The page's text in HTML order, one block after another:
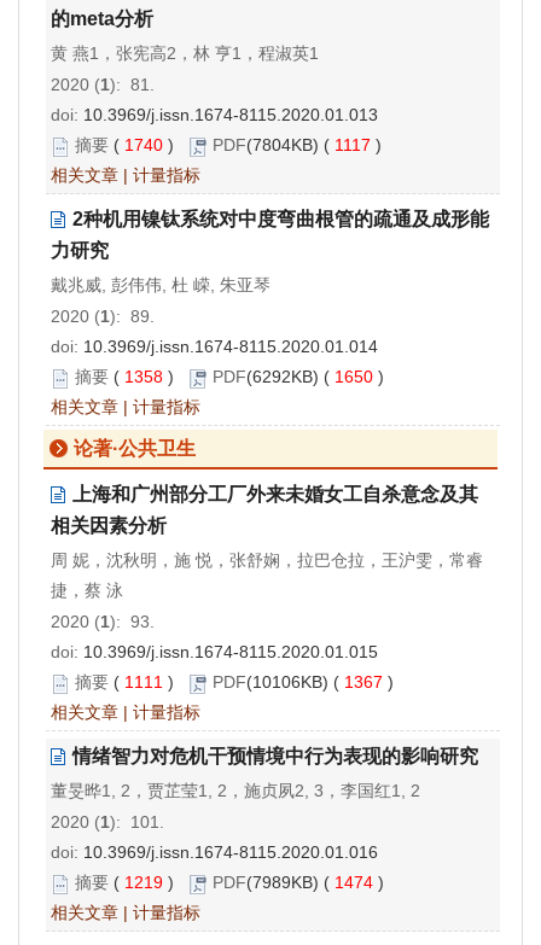
的meta分析
黄 燕1，张宪高2，林 亨1，程淑英1
2020 (1): 81.
doi: 10.3969/j.issn.1674-8115.2020.01.013
摘要 ( 1740 ) PDF(7804KB) ( 1117 )
相关文章 | 计量指标
2种机用镍钛系统对中度弯曲根管的疏通及成形能
力研究
戴兆威, 彭伟伟, 杜 嵘, 朱亚琴
2020 (1): 89.
doi: 10.3969/j.issn.1674-8115.2020.01.014
摘要 ( 1358 ) PDF(6292KB) ( 1650 )
相关文章 | 计量指标
论著·公共卫生
上海和广州部分工厂外来未婚女工自杀意念及其
相关因素分析
周 妮，沈秋明，施 悦，张舒娴，拉巴仓拉，王沪雯，常睿
捷，蔡 泳
2020 (1): 93.
doi: 10.3969/j.issn.1674-8115.2020.01.015
摘要 ( 1111 ) PDF(10106KB) ( 1367 )
相关文章 | 计量指标
情绪智力对危机干预情境中行为表现的影响研究
董旻晔1, 2，贾芷莹1, 2，施贞夙2, 3，李国红1, 2
2020 (1): 101.
doi: 10.3969/j.issn.1674-8115.2020.01.016
摘要 ( 1219 ) PDF(7989KB) ( 1474 )
相关文章 | 计量指标